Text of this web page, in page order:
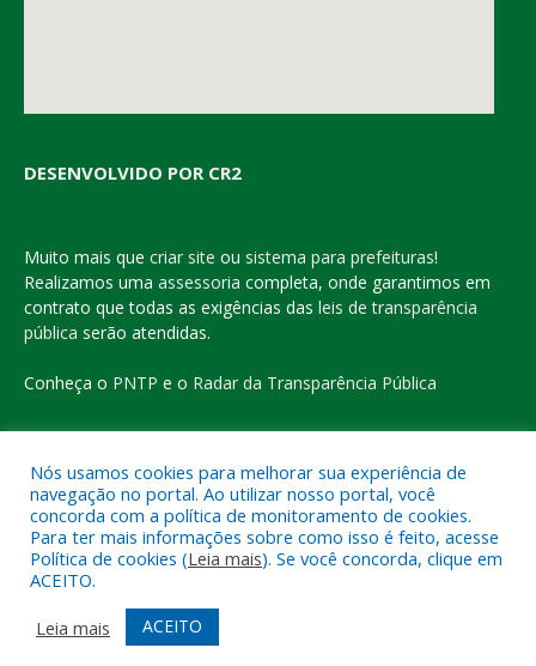
DESENVOLVIDO POR CR2
Muito mais que criar site ou sistema para prefeituras!
Realizamos uma assessoria completa, onde garantimos em
contrato que todas as exigências das leis de transparência
pública serão atendidas.
Conheça o PNTP e o Radar da Transparência Pública
Todos os direitos reservados a Prefeitura Municipal de Eldorado
do Carajás
Mapa do Site
Acessar o Webmail
Nós usamos cookies para melhorar sua experiência de
navegação no portal. Ao utilizar nosso portal, você
concorda com a política de monitoramento de cookies.
Para ter mais informações sobre como isso é feito, acesse
Política de cookies (Leia mais). Se você concorda, clique em
ACEITO.
Leia mais
ACEITO